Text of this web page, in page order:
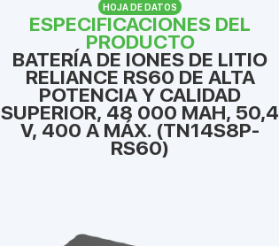
HOJA DE DATOS
ESPECIFICACIONES DEL
PRODUCTO
BATERÍA DE IONES DE LITIO
RELIANCE RS60 DE ALTA
POTENCIA Y CALIDAD
SUPERIOR, 48 000 MAH, 50,4
V, 400 A MÁX. (TN14S8P-
RS60)